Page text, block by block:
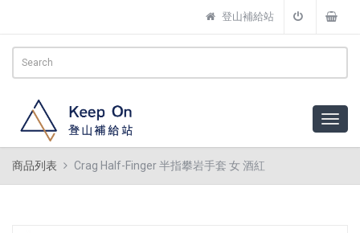
登山補給站
商品列表 Crag Half-Finger 半指攀岩手套 女 酒紅